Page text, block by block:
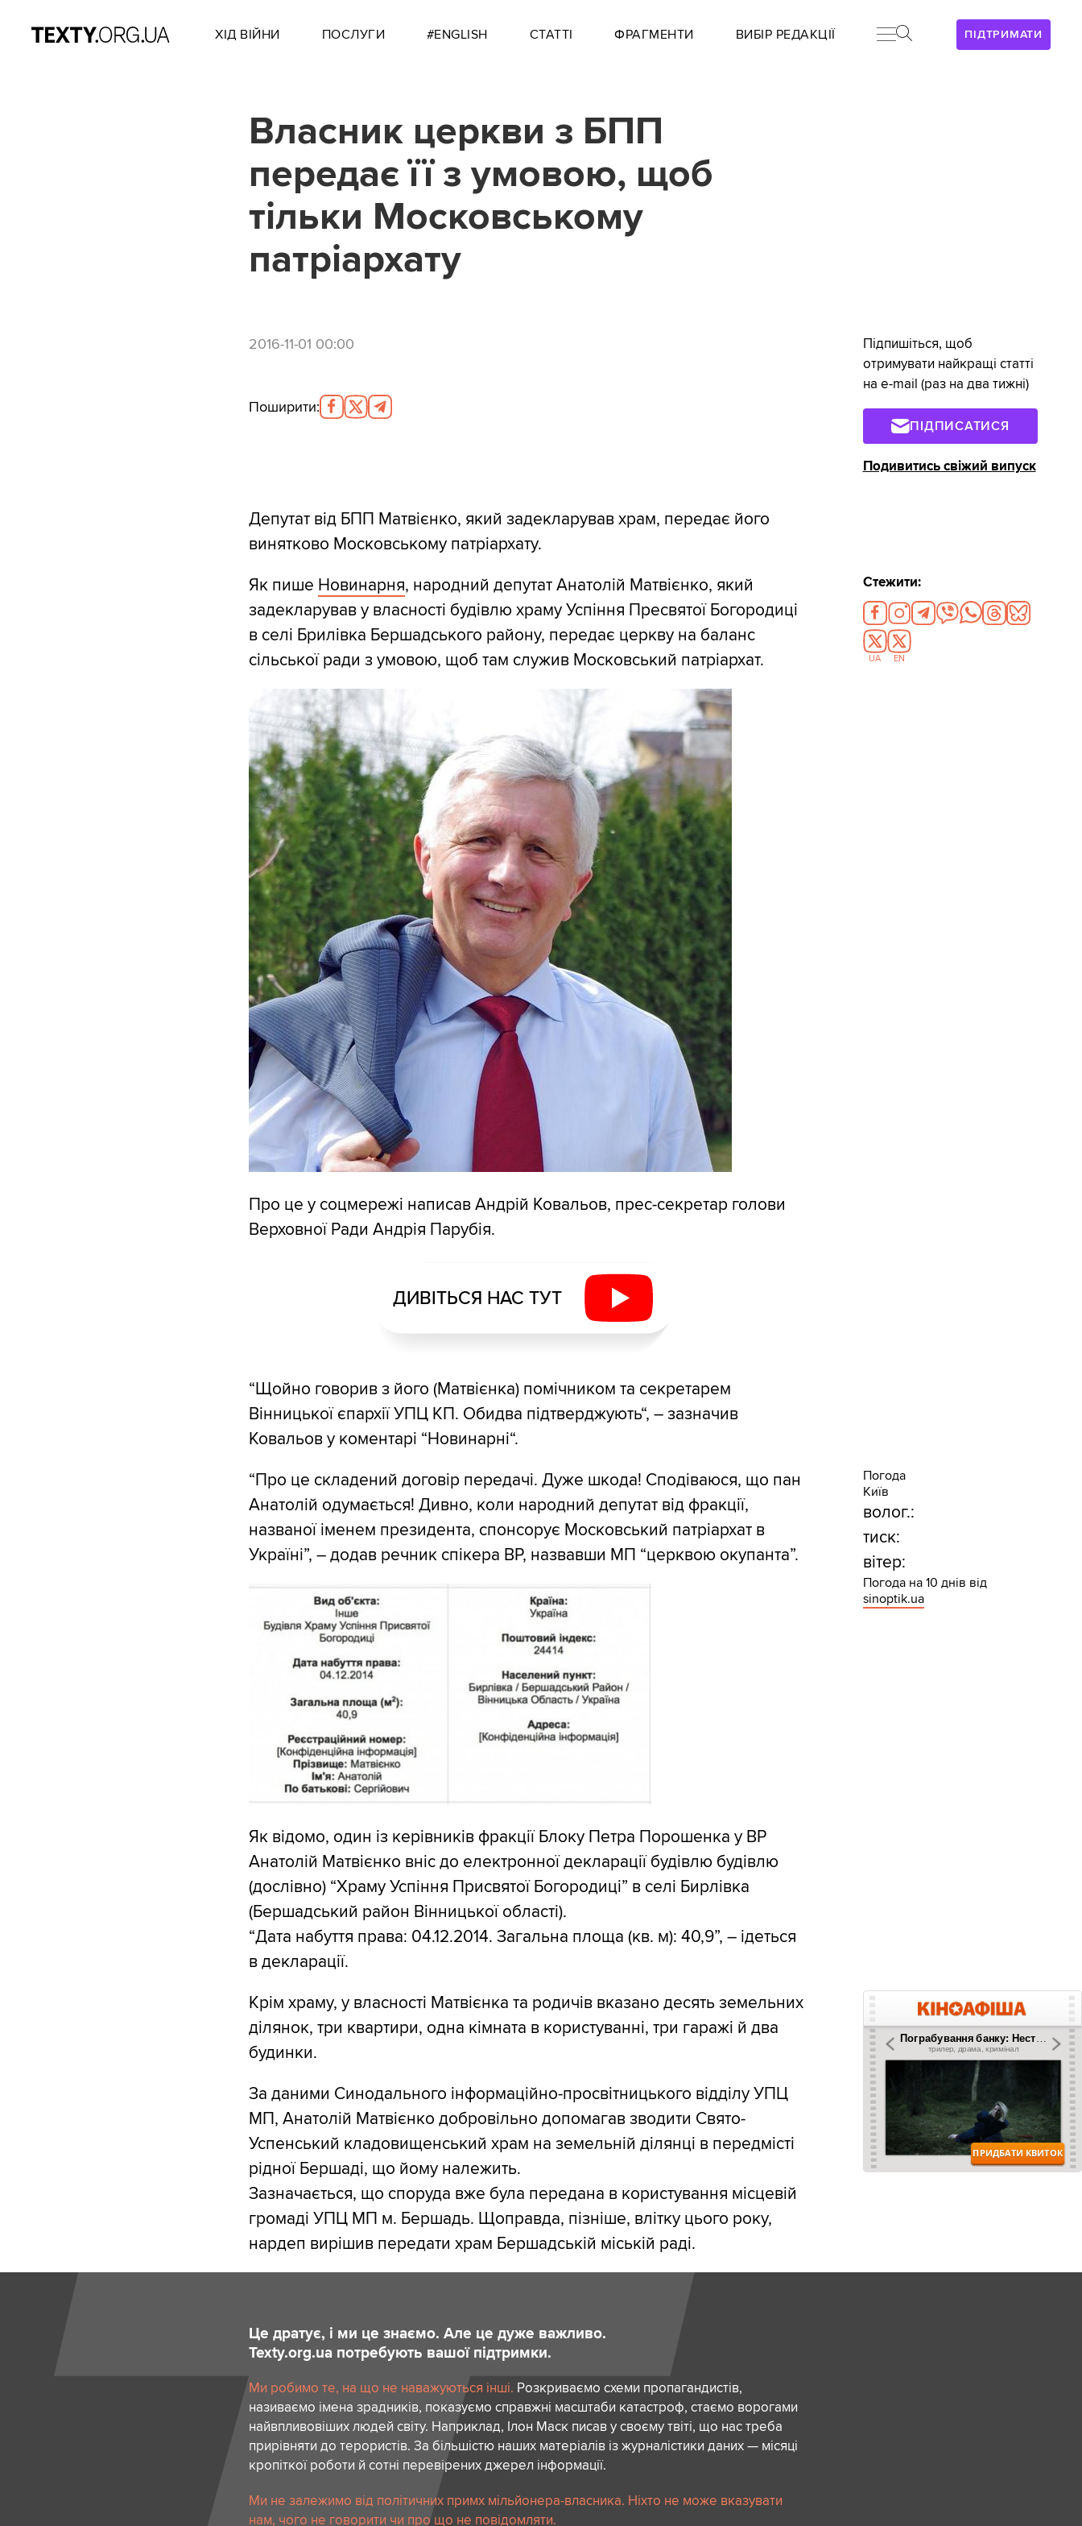
ПІДТРИМАТИ
ХІД ВІЙНИ ПОСЛУГИ #ENGLISH СТАТТІ ФРАГМЕНТИ ВИБІР РЕДАКЦІЇ
Власник церкви з БПП
передає її з умовою, щоб
тільки Московському
патріархату
2016-11-01 00:00
Поширити:
Депутат від БПП Матвієнко, який задекларував храм, передає його
винятково Московському патріархату.
Як пише Новинарня, народний депутат Анатолій Матвієнко, який
задекларував у власності будівлю храму Успіння Пресвятої Богородиці
в селі Брилівка Бершадського району, передає церкву на баланс
сільської ради з умовою, щоб там служив Московський патріархат.
Про це у соцмережі написав Андрій Ковальов, прес-секретар голови
Верховної Ради Андрія Парубія.
ДИВІТЬСЯ НАС ТУТ
“Щойно говорив з його (Матвієнка) помічником та секретарем
Вінницької єпархії УПЦ КП. Обидва підтверджують“, – зазначив
Ковальов у коментарі “Новинарні“.
“Про це складений договір передачі. Дуже шкода! Сподіваюся, що пан
Анатолій одумається! Дивно, коли народний депутат від фракції,
названої іменем президента, спонсорує Московський патріархат в
Україні”, – додав речник спікера ВР, назвавши МП “церквою окупанта”.
Як відомо, один із керівників фракції Блоку Петра Порошенка у ВР
Анатолій Матвієнко вніс до електронної декларації будівлю будівлю
(дослівно) “Храму Успіння Присвятої Богородиці” в селі Бирлівка
(Бершадський район Вінницької області).
“Дата набуття права: 04.12.2014. Загальна площа (кв. м): 40,9”, – ідеться
в декларації.
Крім храму, у власності Матвієнка та родичів вказано десять земельних
ділянок, три квартири, одна кімната в користуванні, три гаражі й два
будинки.
За даними Синодального інформаційно-просвітницького відділу УПЦ
МП, Анатолій Матвієнко добровільно допомагав зводити Свято-
Успенський кладовищенський храм на земельній ділянці в передмісті
рідної Бершаді, що йому належить.
Зазначається, що споруда вже була передана в користування місцевій
громаді УПЦ МП м. Бершадь. Щоправда, пізніше, влітку цього року,
нардеп вирішив передати храм Бершадській міській раді.
Це дратує, і ми це знаємо. Але це дуже важливо.
Texty.org.ua потребують вашої підтримки.
Ми робимо те, на що не наважуються інші. Розкриваємо схеми пропагандистів,
називаємо імена зрадників, показуємо справжні масштаби катастроф, стаємо ворогами
найвпливовіших людей світу. Наприклад, Ілон Маск писав у своєму твіті, що нас треба
прирівняти до терористів. За більшістю наших матеріалів із журналістики даних — місяці
кропіткої роботи й сотні перевірених джерел інформації.
Ми не залежимо від політичних примх мільйонера-власника. Ніхто не може вказувати
нам, чого не говорити чи про що не повідомляти.
Підпишіться, щоб
отримувати найкращі статті
на e-mail (раз на два тижні)
ПІДПИСАТИСЯ
Подивитись свіжий випуск
Стежити:
UA EN
Погода
Київ
волог.:
тиск:
вітер:
Погода на 10 днів від
sinoptik.ua